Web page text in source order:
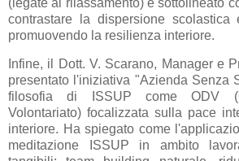
contrastare la dispersione
promuovendo la resilienza interiore.
Infine, il Dott. V. Scarano, Manager e
presentato l'iniziativa "Azienda Senza
filosofia di ISSUP come ODV
Volontariato) focalizzata sulla pace
interiore. Ha spiegato come
meditazione ISSUP in ambito